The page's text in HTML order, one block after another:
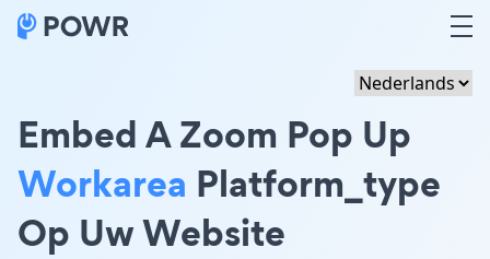
Embed A Zoom Pop Up
Workarea Platform_type
Op Uw Website